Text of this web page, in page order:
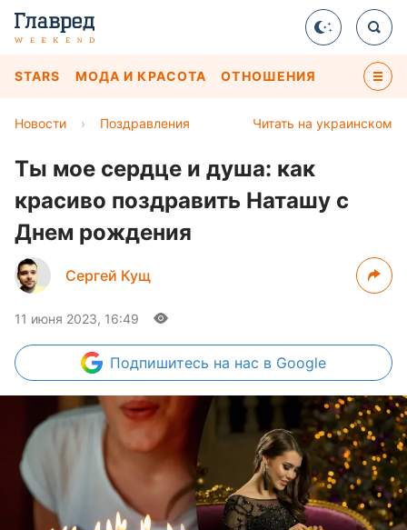
STARS МОДА И КРАСОТА ОТНОШЕНИЯ
Читать на украинском
Новости › Поздравления
Ты мое сердце и душа: как
красиво поздравить Наташу с
Днем рождения
Сергей Кущ
11 июня 2023, 16:49
Подпишитесь на нас в Google